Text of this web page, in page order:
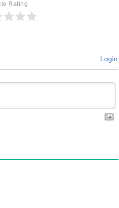
Rating
Login